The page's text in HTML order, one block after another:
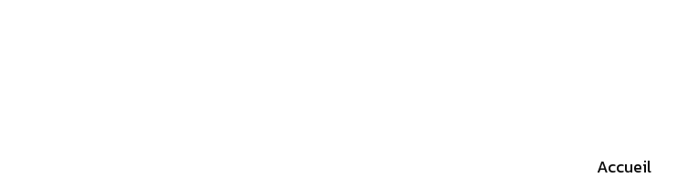
Accueil